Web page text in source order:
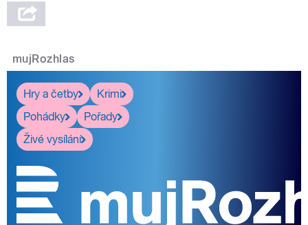
mujRozhlas
Hry a četby
Krimi
Pohádky
Pořady
Živé vysílání